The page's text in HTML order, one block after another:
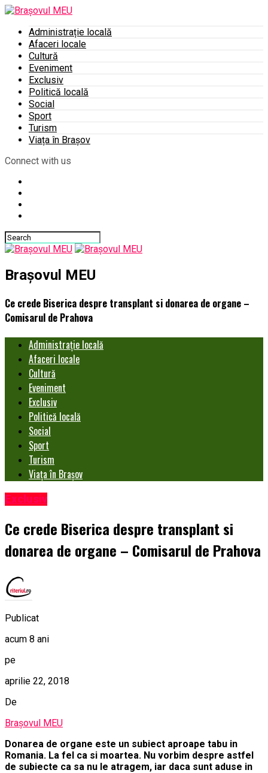
Administrație locală
Afaceri locale
Cultură
Eveniment
Exclusiv
Politică locală
Social
Sport
Turism
Viața în Brașov
Connect with us
Brașovul MEU
Ce crede Biserica despre transplant si donarea de organe –
Comisarul de Prahova
Administrație locală
Afaceri locale
Cultură
Eveniment
Exclusiv
Politică locală
Social
Sport
Turism
Viața în Brașov
Exclusiv
Ce crede Biserica despre transplant si
donarea de organe – Comisarul de Prahova
Publicat
acum 8 ani
pe
aprilie 22, 2018
De
Brașovul MEU
Donarea de organe este un subiect aproape tabu in
Romania. La fel ca si moartea. Nu vorbim despre astfel
de subiecte ca sa nu le atragem, iar daca sunt aduse in